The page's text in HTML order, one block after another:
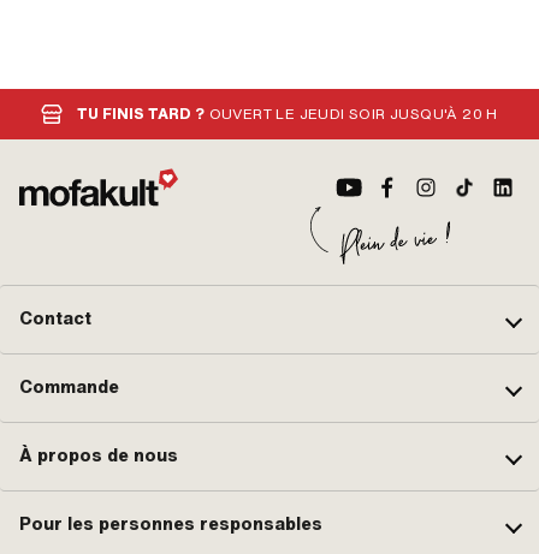
TU FINIS TARD ? OUVERT LE JEUDI SOIR JUSQU'À 20 H
Contact
Commande
À propos de nous
Pour les personnes responsables